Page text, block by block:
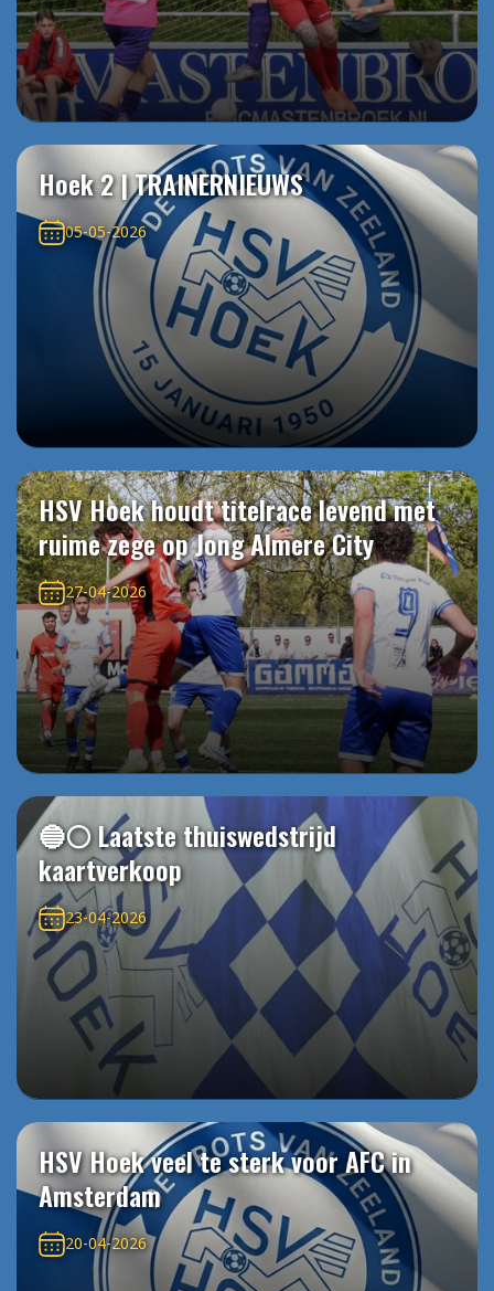
Hoek 2 | TRAINERNIEUWS
05-05-2026
HSV Hoek houdt titelrace levend met
ruime zege op Jong Almere City
27-04-2026
🔵⚪️ Laatste thuiswedstrijd
kaartverkoop
23-04-2026
HSV Hoek veel te sterk voor AFC in
Amsterdam
20-04-2026